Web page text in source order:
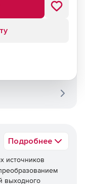
Подробнее
источников
выходного